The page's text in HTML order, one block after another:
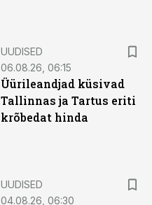
UUDISED
06.08.26, 06:15
Üürileandjad küsivad
Tallinnas ja Tartus eriti
krõbedat hinda
UUDISED
04.08.26, 06:30